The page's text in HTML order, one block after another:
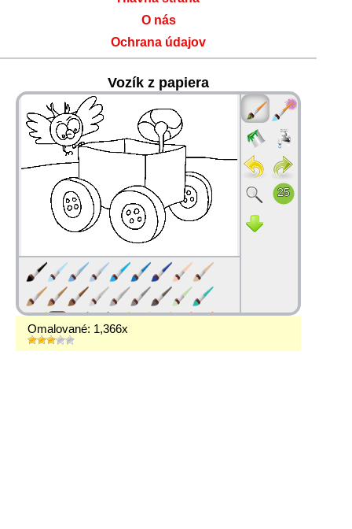
O nás
Ochrana údajov
Vozík z papiera
Omalované: 1,366x